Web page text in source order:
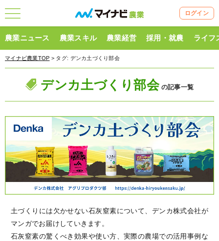
ログイン
農業ニュース 農業スキル 農業経営 採用・就農 ライフ
マイナビ農業TOP > タグ: デンカ土づくり部会
デンカ土づくり部会 の記事一覧
土づくりには欠かせない石灰窒素について、デンカ株式会社が
マンガでお届けしていきます。
石灰窒素の驚くべき効果や使い方、実際の農場での活用事例な